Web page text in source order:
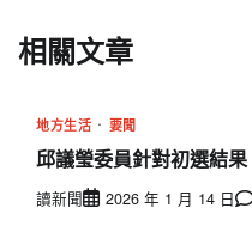
相關文章
地方生活 要聞
邱議瑩委員針對初選結
讀新聞 2026 年 1 月 14 日